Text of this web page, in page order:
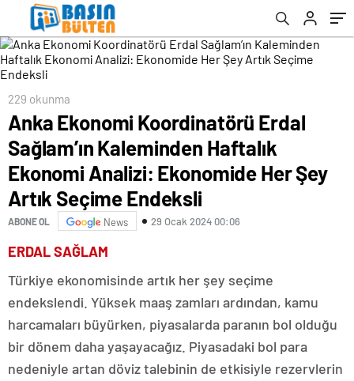
Ekonomide Her Şey Artık Seçime Endeksli
229 okunma
Anka Ekonomi Koordinatörü Erdal
Sağlam’ın Kaleminden Haftalık
Ekonomi Analizi: Ekonomide Her Şey
Artık Seçime Endeksli
ABONE OL News 29 Ocak 2024 00:06
ERDAL SAĞLAM
Türkiye ekonomisinde artık her şey seçime
endekslendi. Yüksek maaş zamları ardından, kamu
harcamaları büyürken, piyasalarda paranın bol olduğu
bir dönem daha yaşayacağız. Piyasadaki bol para
nedeniyle artan döviz talebinin de etkisiyle rezervlerin